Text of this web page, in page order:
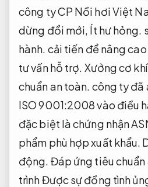
công ty CP Nồi hơi Việt
dừng đổi mới, Ít hư hỏng.
hành. cải tiến để nâng
tư vấn hỗ trợ. Xưởng cơ
chuẩn an toàn. công ty đã
ISO 9001:2008 vào điều
đặc biệt là chứng nhận
phẩm phù hợp xuất khẩu.
động. Đáp ứng tiêu chuẩn
trình Được sự đồng tình